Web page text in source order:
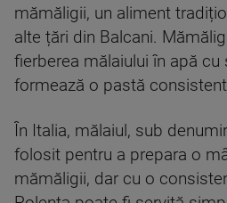
mămăligii, un aliment
alte țări din Balcani.
fierberea mălaiului în apă cu
formează o pastă
În Italia, mălaiul, sub
folosit pentru a prepara o
mămăligii, dar cu o